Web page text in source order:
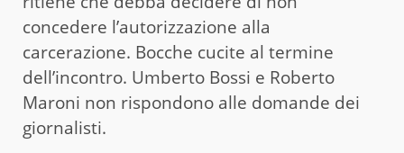
concedere l’autorizzazione alla
carcerazione. Bocche cucite al termine
dell’incontro. Umberto Bossi e Roberto
Maroni non rispondono alle domande dei
giornalisti.